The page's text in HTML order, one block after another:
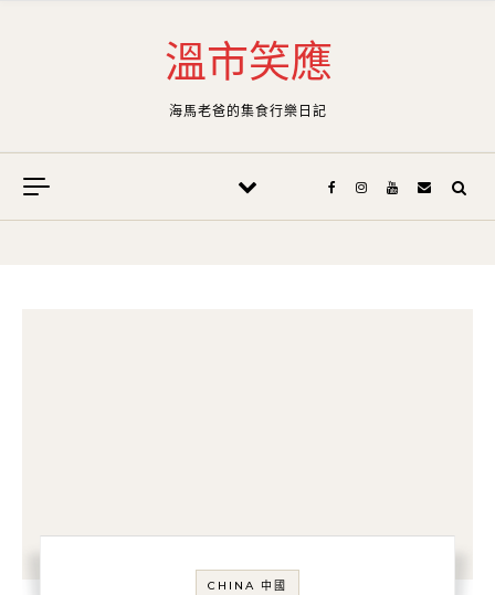
溫市笑應
海馬老爸的集食行樂日記
CHINA 中國